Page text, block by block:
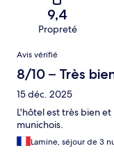
9,4
Propreté
Avis
Avis vérifié
8/10 – Très
15 déc. 2025
L'hôtel est très bien
munichois.
Lamine, séjour de 3